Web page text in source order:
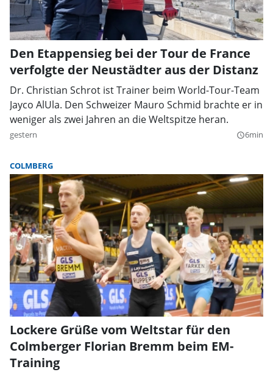
Den Etappensieg bei der Tour de France
verfolgte der Neustädter aus der Distanz
Dr. Christian Schrot ist Trainer beim World-Tour-Team
Jayco AlUla. Den Schweizer Mauro Schmid brachte er in
weniger als zwei Jahren an die Weltspitze heran.
gestern query_builder6min
COLMBERG
Lockere Grüße vom Weltstar für den
Colmberger Florian Bremm beim EM-
Training